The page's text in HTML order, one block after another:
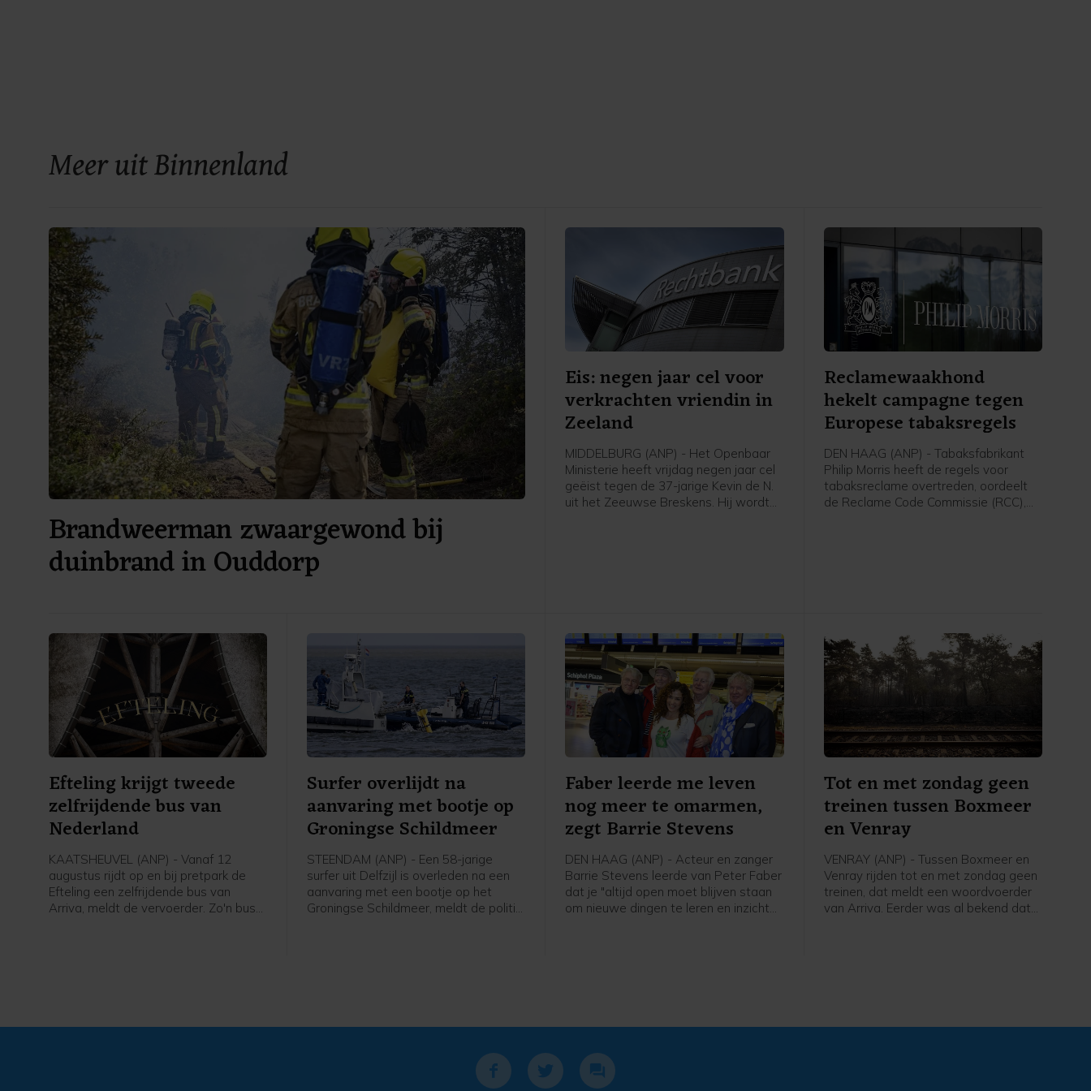
Meer uit Binnenland
Brandweerman zwaargewond bij
duinbrand in Ouddorp
Eis: negen jaar cel voor
verkrachten vriendin in
Zeeland
MIDDELBURG (ANP) - Het Openbaar
Ministerie heeft vrijdag negen jaar cel
geëist tegen de 37-jarige Kevin de N.
uit het Zeeuwse Breskens. Hij wordt
Reclamewaakhond
hekelt campagne tegen
Europese tabaksregels
DEN HAAG (ANP) - Tabaksfabrikant
Philip Morris heeft de regels voor
tabaksreclame overtreden, oordeelt
de Reclame Code Commissie (RCC),
de teksten voor de gebruikers.
Efteling krijgt tweede
zelfrijdende bus van
Nederland
KAATSHEUVEL (ANP) - Vanaf 12
augustus rijdt op en bij pretpark de
Efteling een zelfrijdende bus van
Arriva, meldt de vervoerder. Zo'n bus
Surfer overlijdt na
aanvaring met bootje op
Groningse Schildmeer
STEENDAM (ANP) - Een 58-jarige
surfer uit Delfzijl is overleden na een
aanvaring met een bootje op het
Groningse Schildmeer, meldt de politie.
Faber leerde me leven
nog meer te omarmen,
zegt Barrie Stevens
DEN HAAG (ANP) - Acteur en zanger
Barrie Stevens leerde van Peter Faber
dat je "altijd open moet blijven staan
om nieuwe dingen te leren en inzichten
Tot en met zondag geen
treinen tussen Boxmeer
en Venray
VENRAY (ANP) - Tussen Boxmeer en
Venray rijden tot en met zondag geen
treinen, dat meldt een woordvoerder
van Arriva. Eerder was al bekend dat